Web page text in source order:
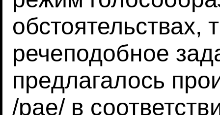
обстоятельствах,
речеподобное
предлагалось
/pae/ в